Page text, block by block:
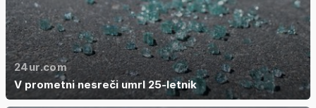
24ur.com
V prometni nesreči umrl 25-letnik